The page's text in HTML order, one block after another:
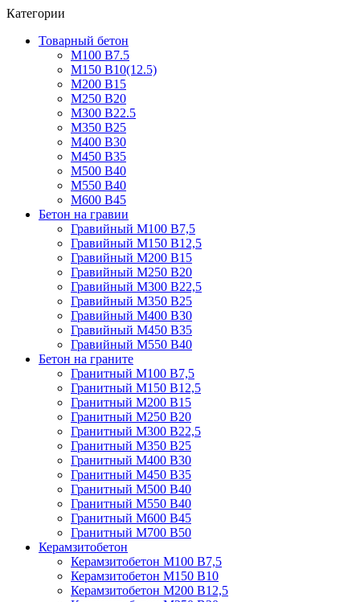
Категории
Товарный бетон
М100 В7.5
М150 В10(12.5)
М200 В15
М250 В20
М300 В22.5
М350 В25
М400 В30
М450 В35
М500 В40
М550 В40
М600 В45
Бетон на гравии
Гравийный М100 В7,5
Гравийный М150 В12,5
Гравийный М200 В15
Гравийный М250 В20
Гравийный М300 В22,5
Гравийный М350 В25
Гравийный М400 В30
Гравийный М450 В35
Гравийный М550 В40
Бетон на граните
Гранитный М100 В7,5
Гранитный М150 В12,5
Гранитный М200 В15
Гранитный М250 В20
Гранитный М300 В22,5
Гранитный М350 В25
Гранитный М400 В30
Гранитный М450 В35
Гранитный М500 В40
Гранитный М550 В40
Гранитный М600 В45
Гранитный М700 В50
Керамзитобетон
Керамзитобетон М100 В7,5
Керамзитобетон М150 В10
Керамзитобетон М200 В12,5